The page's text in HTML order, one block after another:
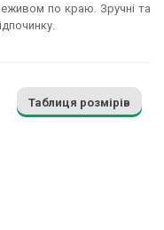
по краю. Зручні та
Таблиця розмірів